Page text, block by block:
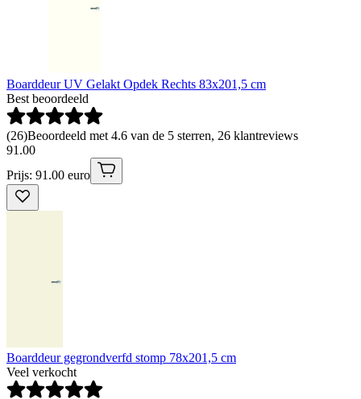
Boarddeur UV Gelakt Opdek Rechts 83x201,5 cm
Best beoordeeld
(26)Beoordeeld met 4.6 van de 5 sterren, 26 klantreviews
91 .00
Prijs: 91.00 euro
Boarddeur gegrondverfd stomp 78x201,5 cm
Veel verkocht